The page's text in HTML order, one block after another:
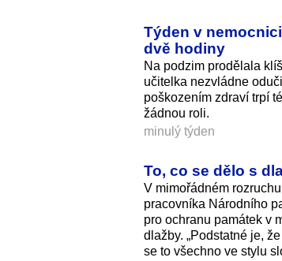
Týden v
dvě hodiny
Na podzim prodělala
učitelka nezvládne
poškozením zdraví trpí
žádnou roli.
minulý týden
To, co se dělo s
V mimořádném
pracovníka Národního
pro ochranu památek v
dlažby. „Podstatné je,
se to všechno ve stylu